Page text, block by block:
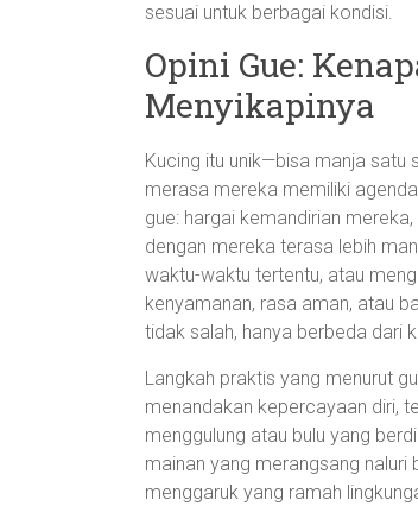
sesuai untuk berbagai kondisi.
Opini Gue:
Menyikapinya
Kucing itu unik—bisa manja satu
merasa mereka memiliki
gue: hargai kemandirian
dengan mereka terasa lebih
waktu-waktu tertentu, atau
kenyamanan, rasa aman, atau
tidak salah, hanya berbeda dari
Langkah praktis yang menurut
menandakan kepercayaan diri,
menggulung atau bulu yang
mainan yang merangsang
menggaruk yang ramah